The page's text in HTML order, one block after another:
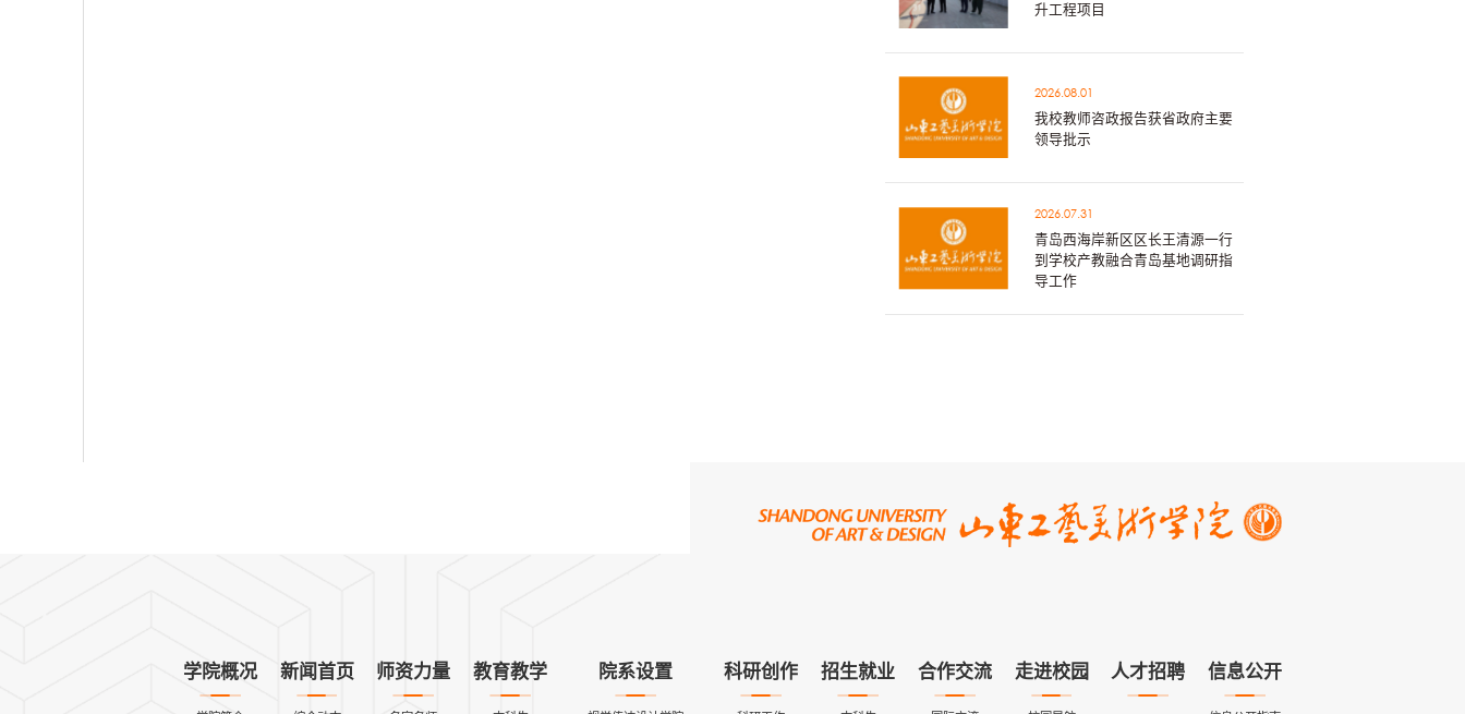
升工程项目
2026.08.01
我校教师咨政报告获省政府主要
领导批示
2026.07.31
青岛西海岸新区区长王清源一行
到学校产教融合青岛基地调研指
导工作
学院概况 新闻首页 师资力量 教育教学 院系设置 科研创作 招生就业 合作交流 走进校园 人才招聘 信息公开